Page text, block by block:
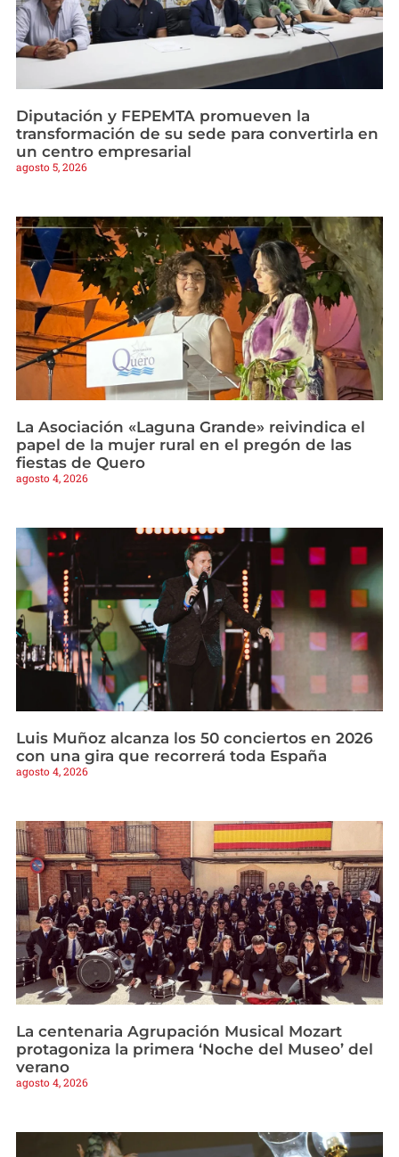
Diputación y FEPEMTA promueven la
transformación de su sede para convertirla en
un centro empresarial
agosto 5, 2026
La Asociación «Laguna Grande» reivindica el
papel de la mujer rural en el pregón de las
fiestas de Quero
agosto 4, 2026
Luis Muñoz alcanza los 50 conciertos en 2026
con una gira que recorrerá toda España
agosto 4, 2026
La centenaria Agrupación Musical Mozart
protagoniza la primera ‘Noche del Museo’ del
verano
agosto 4, 2026